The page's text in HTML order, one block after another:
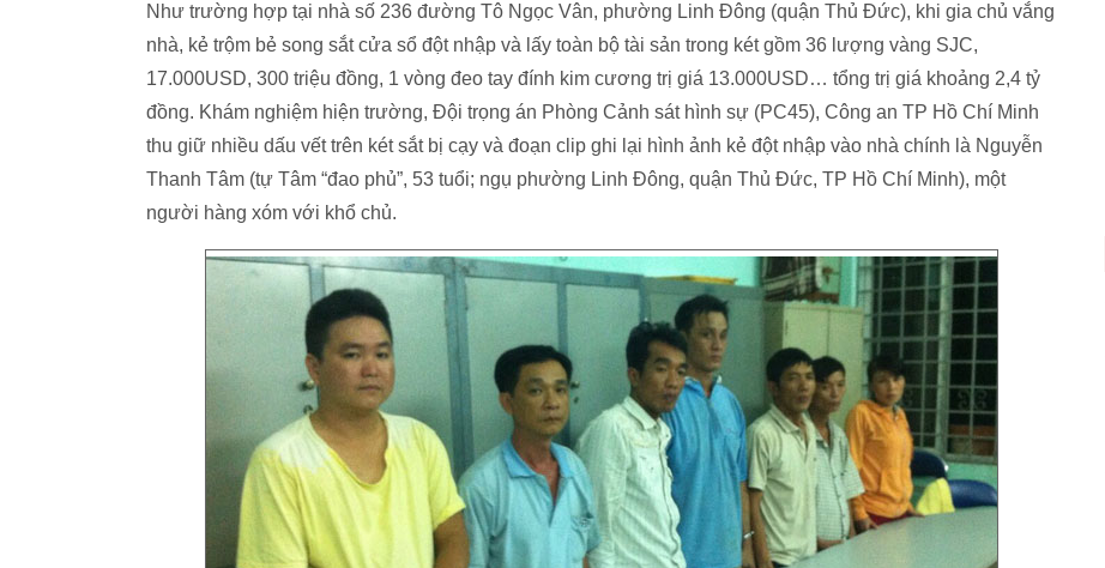
Như trường hợp tại nhà số 236 đường Tô Ngọc Vân, phường Linh Đông (quận Thủ Đức), khi gia chủ vắng
nhà, kẻ trộm bẻ song sắt cửa sổ đột nhập và lấy toàn bộ tài sản trong két gồm 36 lượng vàng SJC,
17.000USD, 300 triệu đồng, 1 vòng đeo tay đính kim cương trị giá 13.000USD… tổng trị giá khoảng 2,4 tỷ
đồng. Khám nghiệm hiện trường, Đội trọng án Phòng Cảnh sát hình sự (PC45), Công an TP Hồ Chí Minh
thu giữ nhiều dấu vết trên két sắt bị cạy và đoạn clip ghi lại hình ảnh kẻ đột nhập vào nhà chính là Nguyễn
Thanh Tâm (tự Tâm “đao phủ”, 53 tuổi; ngụ phường Linh Đông, quận Thủ Đức, TP Hồ Chí Minh), một
người hàng xóm với khổ chủ.